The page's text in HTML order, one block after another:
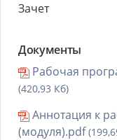
Зачет
Документы
Рабочая
(420,93 Кб)
Аннотация к
(модуля).pdf